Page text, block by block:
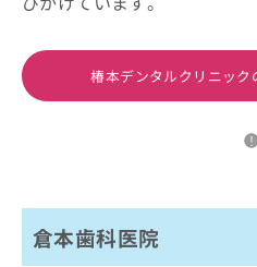
椿本デンタルクリニック
倉本歯科医院